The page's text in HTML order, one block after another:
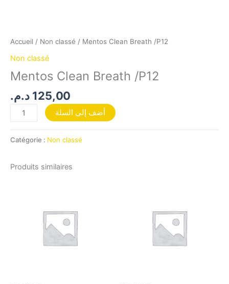
Accueil / Non classé / Mentos Clean Breath /P12
Non classé
Mentos Clean Breath /P12
125,00 د.م.
أضف إلى السلة
Catégorie : Non classé
Produits similaires